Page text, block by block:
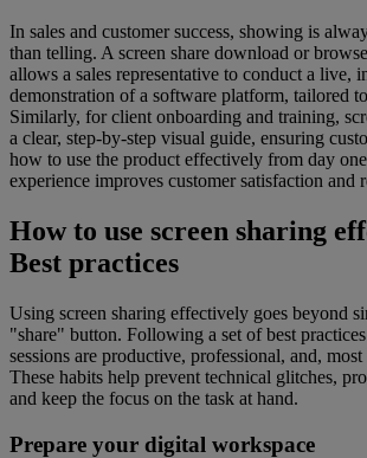
In sales and customer success, showing is
than telling. A screen share download or
allows a sales representative to conduct a live,
demonstration of a software platform, tailored
Similarly, for client onboarding and training,
a clear, step-by-step visual guide, ensuring
how to use the product effectively from day
experience improves customer satisfaction and
How to use screen sharing
Best practices
Using screen sharing effectively goes beyond
"share" button. Following a set of best
sessions are productive, professional, and,
These habits help prevent technical glitches,
and keep the focus on the task at hand.
Prepare your digital workspace